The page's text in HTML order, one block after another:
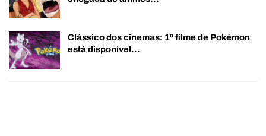
Clássico dos cinemas: 1º filme de Pokémon
está disponível…